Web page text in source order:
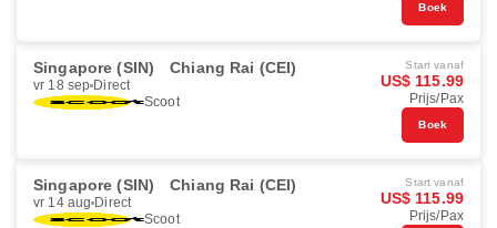
Boek
Singapore (SIN) Chiang Rai (CEI)
vr 18 sep Direct
Scoot
Start vanaf
US$ 115.99
Prijs/Pax
Boek
Singapore (SIN) Chiang Rai (CEI)
vr 14 aug Direct
Scoot
Start vanaf
US$ 115.99
Prijs/Pax